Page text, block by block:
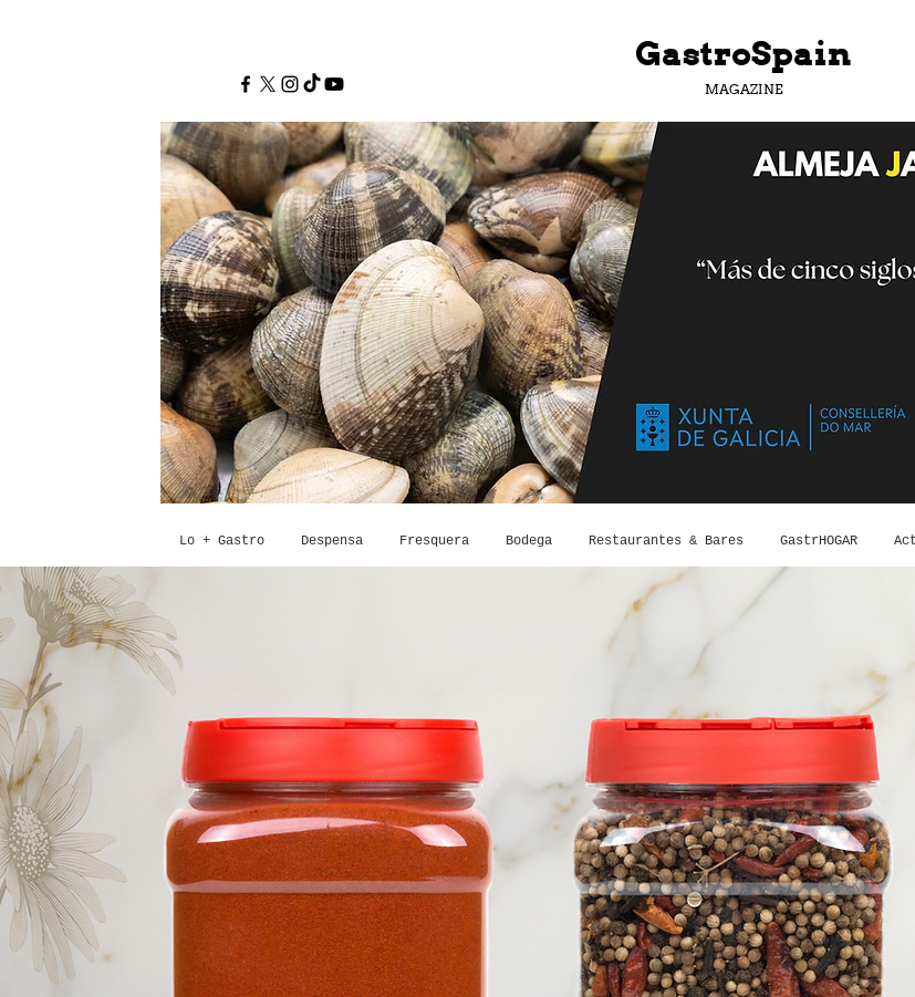
GastroSpain
MAGAZINE
Lo + Gastro Despensa Fresquera Bodega Restaurantes & Bares GastrHOGAR